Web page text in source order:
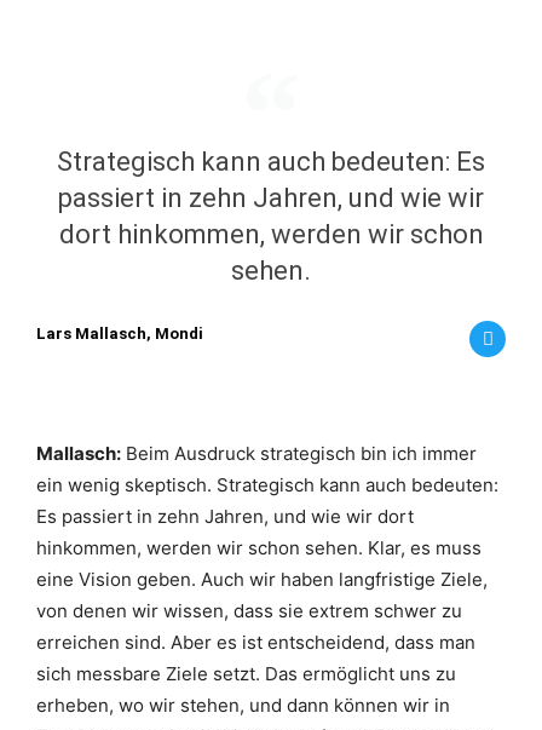
Strategisch kann auch bedeuten: Es
passiert in zehn Jahren, und wie wir
dort hinkommen, werden wir schon
sehen.
Lars Mallasch, Mondi
Mallasch: Beim Ausdruck strategisch bin ich immer
ein wenig skeptisch. Strategisch kann auch bedeuten:
Es passiert in zehn Jahren, und wie wir dort
hinkommen, werden wir schon sehen. Klar, es muss
eine Vision geben. Auch wir haben langfristige Ziele,
von denen wir wissen, dass sie extrem schwer zu
erreichen sind. Aber es ist entscheidend, dass man
sich messbare Ziele setzt. Das ermöglicht uns zu
erheben, wo wir stehen, und dann können wir in